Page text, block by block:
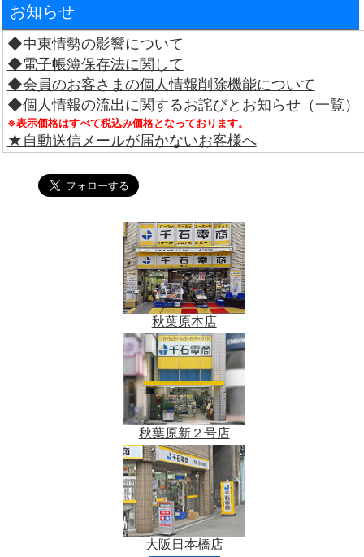
お知らせ
◆中東情勢の影響について
◆電子帳簿保存法に関して
◆会員のお客さまの個人情報削除機能について
◆個人情報の流出に関するお詫びとお知らせ（一覧）
※表示価格はすべて税込み価格となっております。
★自動送信メールが届かないお客様へ
秋葉原本店
秋葉原新２号店
大阪日本橋店